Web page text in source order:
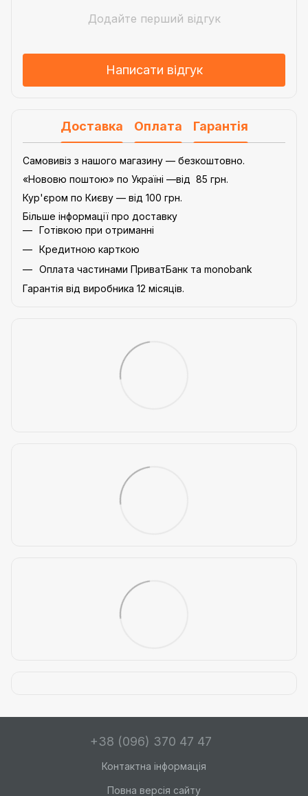
Додайте перший відгук
Написати відгук
Доставка Оплата Гарантія
Самовивіз з нашого магазину — безкоштовно.
«Нововю поштою» по Україні —від 85 грн.
Кур'єром по Києву — від 100 грн.
Більше інформації про доставку
Готівкою при отриманні
Кредитною карткою
Оплата частинами ПриватБанк та monobank
Гарантія від виробника 12 місяців.
+38 (096) 370 47 47
Контактна інформація
Повна версія сайту